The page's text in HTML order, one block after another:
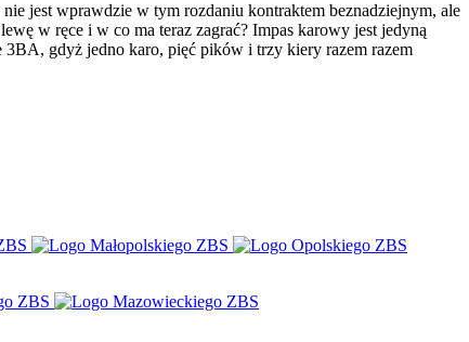
jest wprawdzie w tym rozdaniu kontraktem beznadziejnym, ale
w ręce i w co ma teraz zagrać? Impas karowy jest jedyną
gdyż jedno karo, pięć pików i trzy kiery razem razem